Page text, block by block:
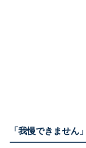
「我慢できません」